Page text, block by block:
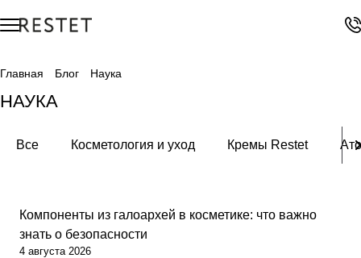
Главная Блог Наука
НАУКА
Все Косметология и уход Кремы Restet
Наука
4 августа 2026
Компоненты из галоархей в косметике: что важно
знать о безопасности